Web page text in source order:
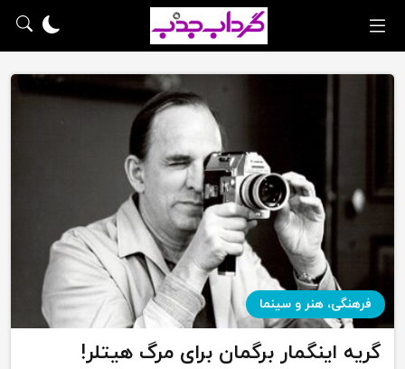
فرهنگی، هنر و سینما
گریه اینگمار برگمان برای مرگ هیتلر!